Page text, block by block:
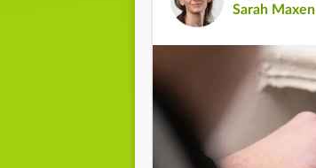
Sarah Maxen